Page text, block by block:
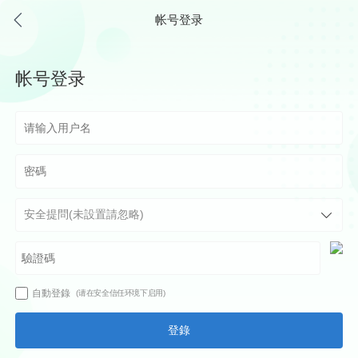
帐号登录
帐号登录
自動登錄 (请在安全信任环境下启用)
登錄